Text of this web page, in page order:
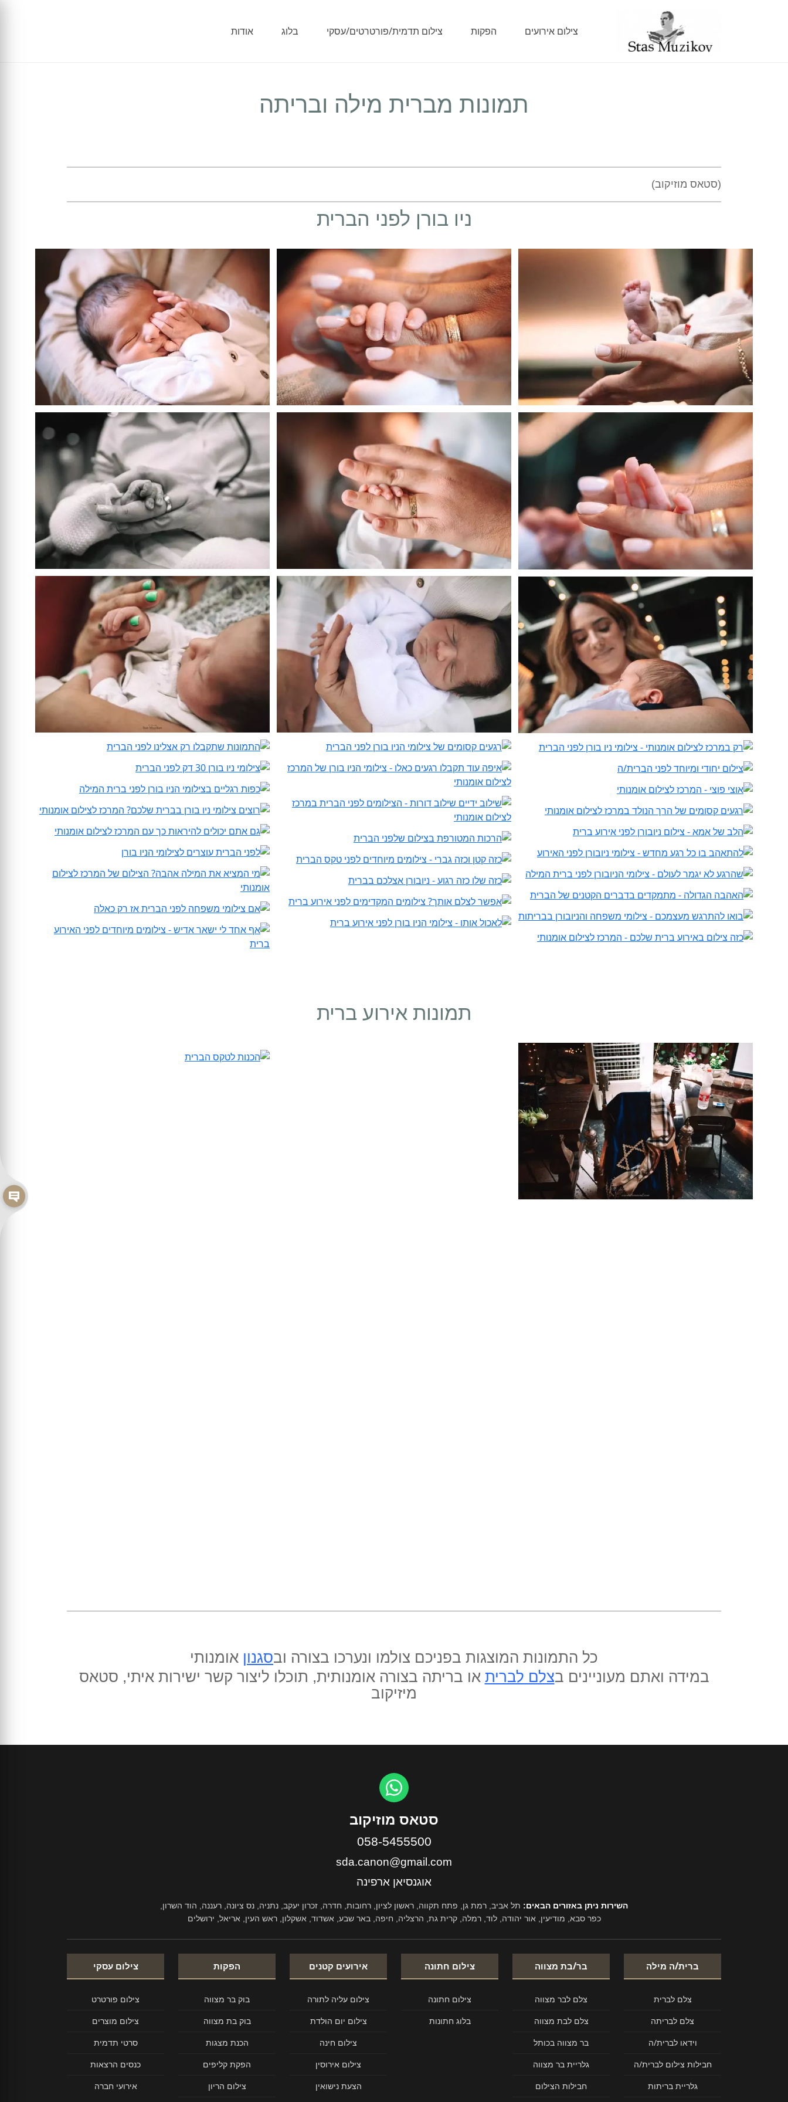
צילום אירועים הפקות צילום תדמית/פורטרטים/עסקי בלוג אודות
תמונות מברית מילה ובריתה
(סטאס מוזיקוב)
ניו בורן לפני הברית
תמונות אירוע ברית
כל התמונות המוצגות בפניכם צולמו ונערכו בצורה ובסגנון אומנותי
במידה ואתם מעוניינים בצלם לברית או בריתה בצורה אומנותית, תוכלו ליצור קשר ישירות איתי, סטאס
מיזיקוב
סטאס מוזיקוב
058-5455500
sda.canon@gmail.com
אוגנסיאן ארפינה
השירות ניתן באזורים הבאים: תל אביב, רמת גן, פתח תקווה, ראשון לציון, רחובות, חדרה, זכרון יעקב, נתניה, נס ציונה, רעננה, הוד השרון,
כפר סבא, מודיעין, אור יהודה, לוד, רמלה, קרית גת, הרצליה, חיפה, באר שבע, אשדוד, אשקלון, ראש העין, אריאל, ירושלים
ברית/ה מילה
צלם לברית
צלם לבריתה
וידאו לברית/ה
חבילות צילום לברית/ה
גלריית בריתות
בר/בת מצווה
צלם לבר מצווה
צלם לבת מצווה
בר מצווה בכותל
גלריית בר מצווה
חבילות הצילום
צילום חתונה
צילום חתונה
בלוג חתונות
אירועים קטנים
צילום עליה לתורה
צילום יום הולדת
צילום חינה
צילום אירוסין
הצעת נישואין
הפקות
בוק בר מצווה
בוק בת מצווה
הכנת מצגות
הפקת קליפים
צילום הריון
צילום עסקי
צילום פורטרט
צילום מוצרים
סרטי תדמית
כנסים הרצאות
אירועי חברה